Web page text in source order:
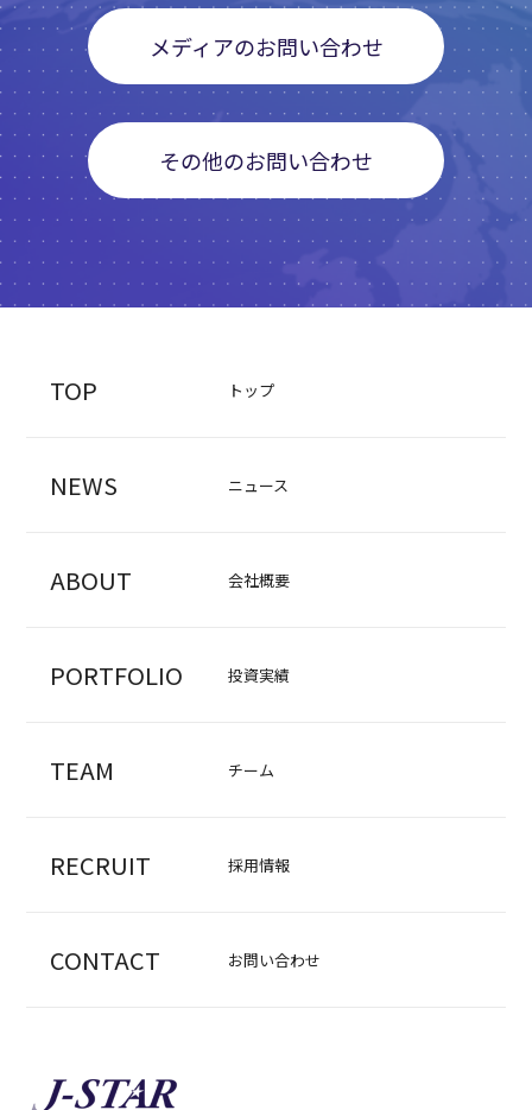
メディアのお問い合わせ
その他のお問い合わせ
TOP トップ
NEWS ニュース
ABOUT 会社概要
PORTFOLIO 投資実績
TEAM チーム
RECRUIT 採用情報
CONTACT お問い合わせ